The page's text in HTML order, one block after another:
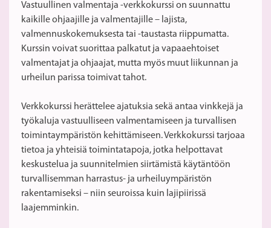
Vastuullinen valmentaja -verkkokurssi on suunnattu
kaikille ohjaajille ja valmentajille – lajista,
valmennuskokemuksesta tai -taustasta riippumatta.
Kurssin voivat suorittaa palkatut ja vapaaehtoiset
valmentajat ja ohjaajat, mutta myös muut liikunnan ja
urheilun parissa toimivat tahot.
Verkkokurssi herättelee ajatuksia sekä antaa vinkkejä ja
työkaluja vastuulliseen valmentamiseen ja turvallisen
toimintaympäristön kehittämiseen. Verkkokurssi tarjoaa
tietoa ja yhteisiä toimintatapoja, jotka helpottavat
keskustelua ja suunnitelmien siirtämistä käytäntöön
turvallisemman harrastus- ja urheiluympäristön
rakentamiseksi – niin seuroissa kuin lajipiirissä
laajemminkin.